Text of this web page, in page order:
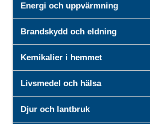
Energi och uppvärmning
Brandskydd och eldning
Kemikalier i hemmet
Livsmedel och hälsa
Djur och lantbruk